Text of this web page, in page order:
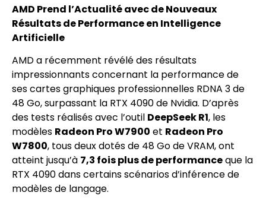
AMD Prend l’Actualité avec de Nouveaux
Résultats de Performance en Intelligence
Artificielle
AMD a récemment révélé des résultats
impressionnants concernant la performance de
ses cartes graphiques professionnelles RDNA 3 de
48 Go, surpassant la RTX 4090 de Nvidia. D’après
des tests réalisés avec l’outil DeepSeek R1, les
modèles Radeon Pro W7900 et Radeon Pro
W7800, tous deux dotés de 48 Go de VRAM, ont
atteint jusqu’à 7,3 fois plus de performanceque la
RTX 4090 dans certains scénarios d’inférence de
modèles de langage.